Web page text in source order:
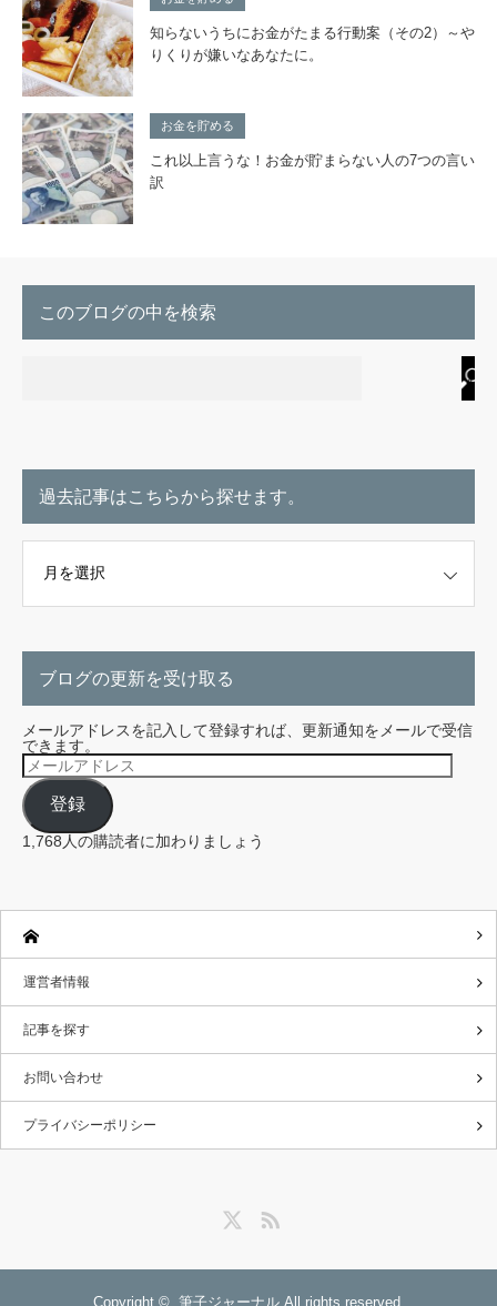
知らないうちにお金がたまる行動案（その2）～や
りくりが嫌いなあなたに。
お金を貯める
これ以上言うな！お金が貯まらない人の7つの言い
訳
このブログの中を検索
過去記事はこちらから探せます。
ブログの更新を受け取る
メールアドレスを記入して登録すれば、更新通知をメールで受信
できます。
メ
ー
ル
ア
ド
レ
ス
登録
1,768人の購読者に加わりましょう
運営者情報
記事を探す
お問い合わせ
プライバシーポリシー
Copyright © 筆子ジャーナルAll rights reserved.